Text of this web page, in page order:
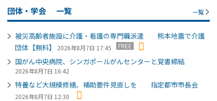
団体・学会 一覧 一覧
被災高齢者施設に介護・看護の専門職派遣 熊本地震で介護
団体【無料】
2026年8月7日 17:45 FREE
国がん中央病院、シンガポールがんセンターと覚書締結
2026年8月7日 16:42
特養など大規模修繕、補助要件見直しを 指定都市市長会
2026年8月7日 12:30